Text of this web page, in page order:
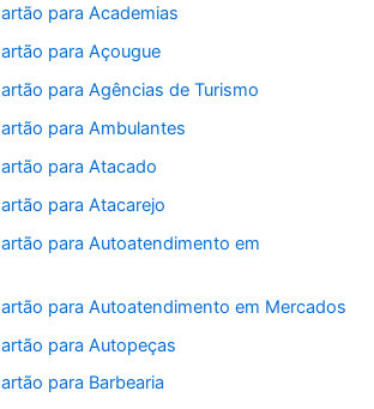
para Academias
para Açougue
para Agências de Turismo
para Ambulantes
para Atacado
para Atacarejo
para Autoatendimento em
para Autoatendimento em Mercados
para Autopeças
para Barbearia